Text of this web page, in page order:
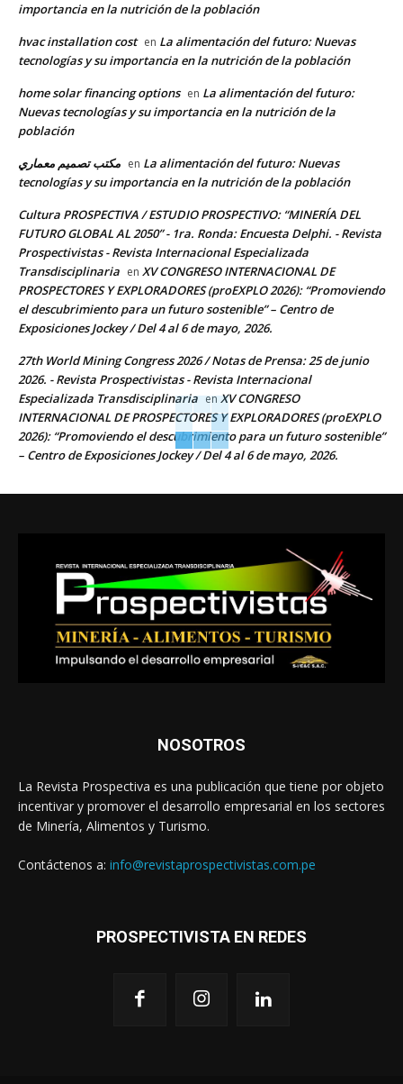
importancia en la nutrición de la población
hvac installation cost en La alimentación del futuro: Nuevas
tecnologías y su importancia en la nutrición de la población
home solar financing options en La alimentación del futuro:
Nuevas tecnologías y su importancia en la nutrición de la
población
مكتب تصميم معماري en La alimentación del futuro: Nuevas
tecnologías y su importancia en la nutrición de la población
Cultura PROSPECTIVA / ESTUDIO PROSPECTIVO: “MINERÍA DEL
FUTURO GLOBAL AL 2050” - 1ra. Ronda: Encuesta Delphi. - Revista
Prospectivistas - Revista Internacional Especializada
Transdisciplinaria en XV CONGRESO INTERNACIONAL DE
PROSPECTORES Y EXPLORADORES (proEXPLO 2026): “Promoviendo
el descubrimiento para un futuro sostenible” – Centro de
Exposiciones Jockey / Del 4 al 6 de mayo, 2026.
27th World Mining Congress 2026 / Notas de Prensa: 25 de junio
2026. - Revista Prospectivistas - Revista Internacional
Especializada Transdisciplinaria enXV CONGRESO
INTERNACIONAL DE PROSPECTORES Y EXPLORADORES (proEXPLO
2026): “Promoviendo el descubrimiento para un futuro sostenible”
– Centro de Exposiciones Jockey / Del 4 al 6 de mayo, 2026.
NOSOTROS
La Revista Prospectiva es una publicación que tiene por objeto
incentivar y promover el desarrollo empresarial en los sectores
de Minería, Alimentos y Turismo.
Contáctenos a: info@revistaprospectivistas.com.pe
PROSPECTIVISTA EN REDES